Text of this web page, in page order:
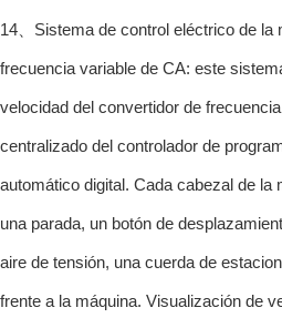
14、Sistema de control eléctrico de la
frecuencia variable de CA: este
velocidad del convertidor de
centralizado del controlador de
automático digital. Cada cabezal de la
una parada, un botón de
aire de tensión, una cuerda de
frente a la máquina. Visualización de